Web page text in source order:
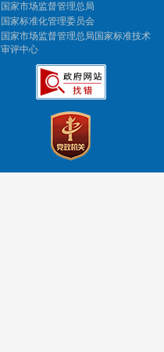
国家市场监督管理总局
国家标准化管理委员会
国家市场监督管理总局国家标准技术
审评中心